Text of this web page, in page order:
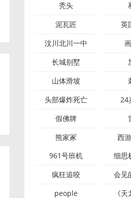
秃头
泥瓦匠
英
汶川北川一中
长城别墅
山体滑坡
头部爆炸死亡
24
假佛牌
熊家冢
西
961号班机
细思
疯狂追咬
会见
people
《